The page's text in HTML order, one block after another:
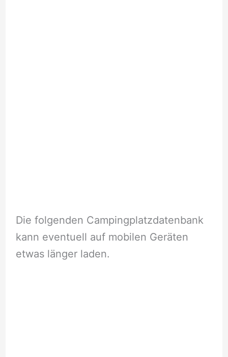
Die folgenden Campingplatzdatenbank
kann eventuell auf mobilen Geräten
etwas länger laden.